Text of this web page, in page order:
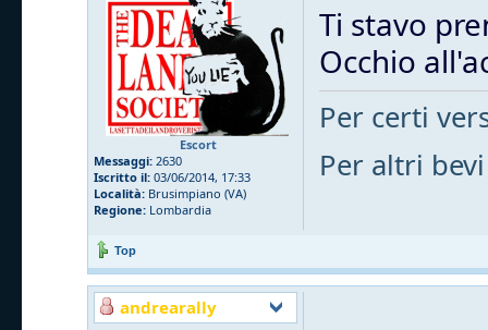
Escort
Messaggi: 2630
Iscritto il: 03/06/2014, 17:33
Località: Brusimpiano (VA)
Regione: Lombardia
Ti stavo
Occhio
Per certi
Per altri bevi
Top
andrearally